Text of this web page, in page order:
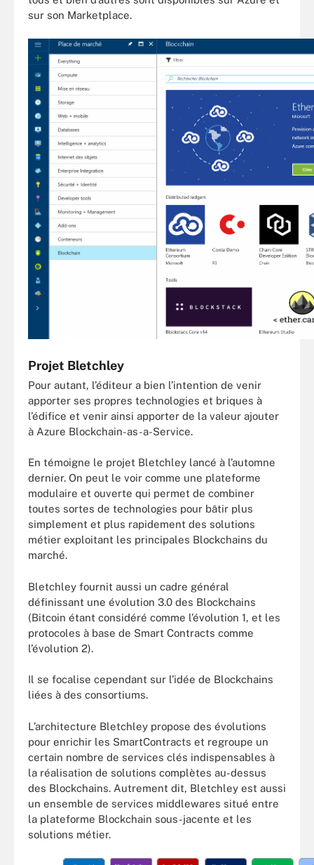
sur son Marketplace.
Projet Bletchley
Pour autant, l’éditeur a bien l’intention de venir
apporter ses propres technologies et briques à
l’édifice et venir ainsi apporter de la valeur ajouter
à Azure Blockchain-as-a-Service.
En témoigne le projet Bletchley lancé à l’automne
dernier. On peut le voir comme une plateforme
modulaire et ouverte qui permet de combiner
toutes sortes de technologies pour bâtir plus
simplement et plus rapidement des solutions
métier exploitant les principales Blockchains du
marché.
Bletchley fournit aussi un cadre général
définissant une évolution 3.0 des Blockchains
(Bitcoin étant considéré comme l’évolution 1, et les
protocoles à base de Smart Contracts comme
l’évolution 2).
Il se focalise cependant sur l’idée de Blockchains
liées à des consortiums.
L’architecture Bletchley propose des évolutions
pour enrichir les SmartContracts et regroupe un
certain nombre de services clés indispensables à
la réalisation de solutions complètes au-dessus
des Blockchains. Autrement dit, Bletchley est aussi
un ensemble de services middlewares situé entre
la plateforme Blockchain sous-jacente et les
solutions métier.